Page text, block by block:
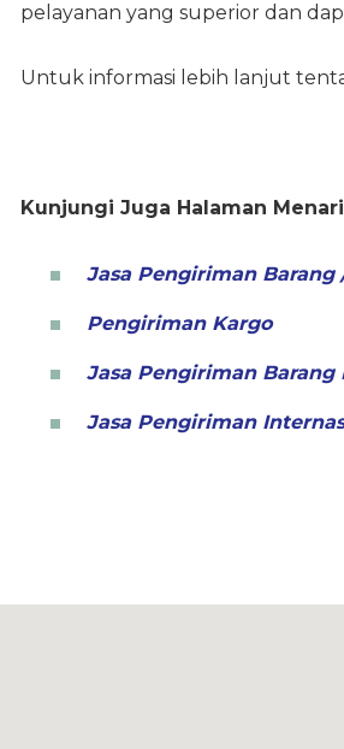
pelayanan yang superior dan
Untuk informasi lebih lanjut
Kunjungi Juga Halaman
Jasa Pengiriman Barang
Pengiriman Kargo
Jasa Pengiriman Barang
Jasa Pengiriman